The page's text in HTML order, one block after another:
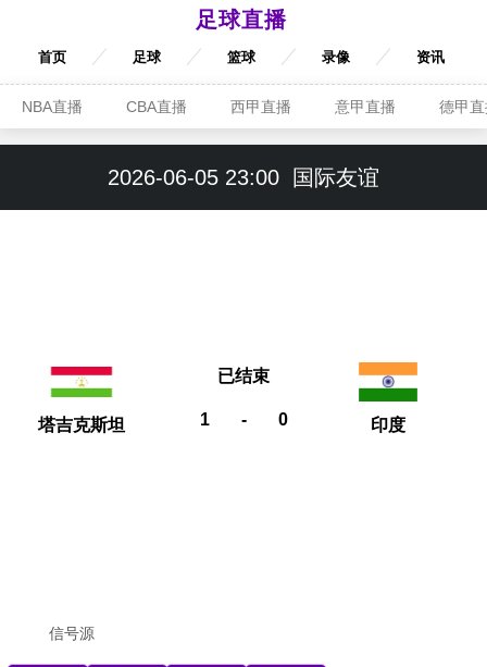
足球直播
首页 足球 篮球 录像 资讯
NBA直播 CBA直播 西甲直播 意甲直播 德甲
2026-06-05 23:00 国际友谊
塔吉克斯坦 1 - 0
已结束
印度
信号源